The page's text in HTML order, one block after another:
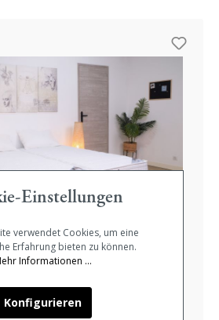
Home & Sleep
antibakteriell mit 2
Einstellungen
verwendet Cookies, um eine
Erfahrung bieten zu können.
Informationen ...
Konfigurieren